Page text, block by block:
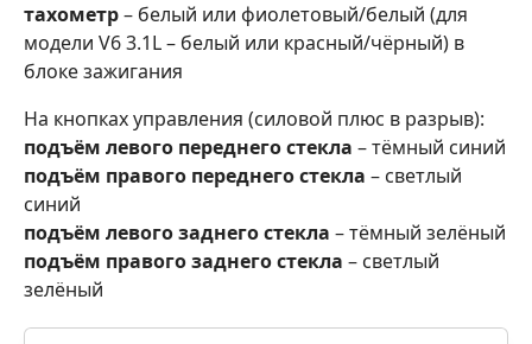
тахометр– белый или фиолетовый/белый (для
модели V6 3.1L – белый или красный/чёрный) в
блоке зажигания
На кнопках управления (силовой плюс в разрыв):
подъём левого переднего стекла – тёмный синий
подъём правого переднего стекла – светлый
синий
подъём левого заднего стекла – тёмный зелёный
подъём правого заднего стекла – светлый
зелёный